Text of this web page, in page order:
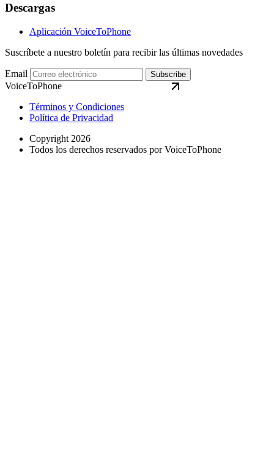
Descargas
Aplicación VoiceToPhone
Suscríbete a nuestro boletín para recibir las últimas novedades
Email Subscribe
VoiceToPhone
Términos y Condiciones
Política de Privacidad
Copyright 2026
Todos los derechos reservados por VoiceToPhone